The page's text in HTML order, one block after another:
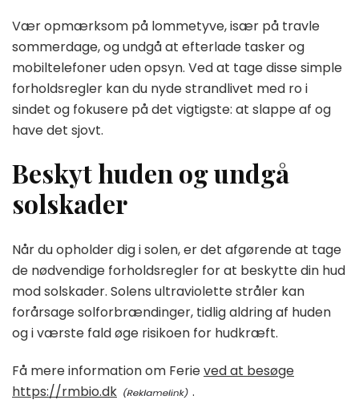
Vær opmærksom på lommetyve, især på travle
sommerdage, og undgå at efterlade tasker og
mobiltelefoner uden opsyn. Ved at tage disse simple
forholdsregler kan du nyde strandlivet med ro i
sindet og fokusere på det vigtigste: at slappe af og
have det sjovt.
Beskyt huden og undgå
solskader
Når du opholder dig i solen, er det afgørende at tage
de nødvendige forholdsregler for at beskytte din hud
mod solskader. Solens ultraviolette stråler kan
forårsage solforbrændinger, tidlig aldring af huden
og i værste fald øge risikoen for hudkræft.
Få mere information om Ferieved at besøge
https://rmbio.dk
.